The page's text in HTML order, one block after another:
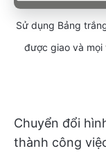
Sử dụng Bảng
được giao và
Chuyển đổi
thành công